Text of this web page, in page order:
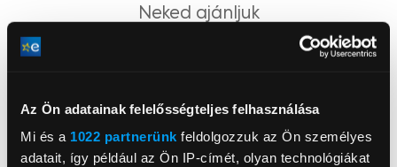
Az Ön adatainak felelősségteljes felhasználása
Mi és a 1022 partnerünk feldolgozzuk az Ön személyes
adatait, így például az Ön IP-címét, olyan technológiákat
Neked ajánljuk